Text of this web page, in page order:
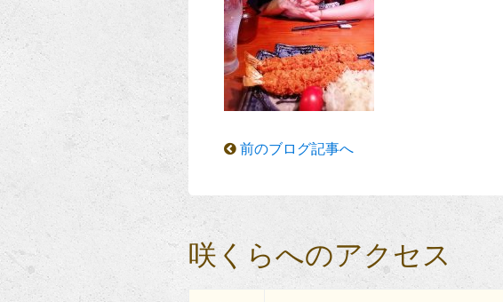
前のブログ記事へ
咲くらへのアクセス